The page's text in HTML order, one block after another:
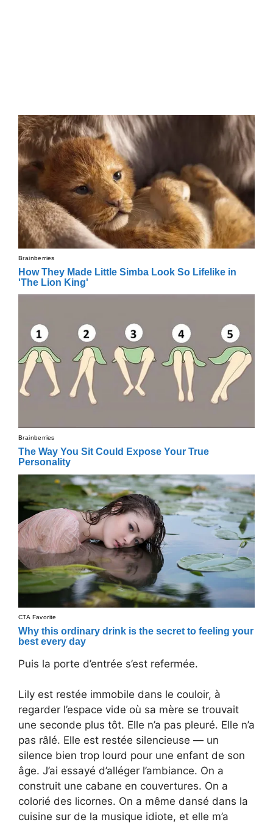
Puis la porte d’entrée s’est refermée.
Lily est restée immobile dans le couloir, à
regarder l’espace vide où sa mère se trouvait
une seconde plus tôt. Elle n’a pas pleuré. Elle n’a
pas râlé. Elle est restée silencieuse — un
silence bien trop lourd pour une enfant de son
âge. J’ai essayé d’alléger l’ambiance. On a
construit une cabane en couvertures. On a
colorié des licornes. On a même dansé dans la
cuisine sur de la musique idiote, et elle m’a